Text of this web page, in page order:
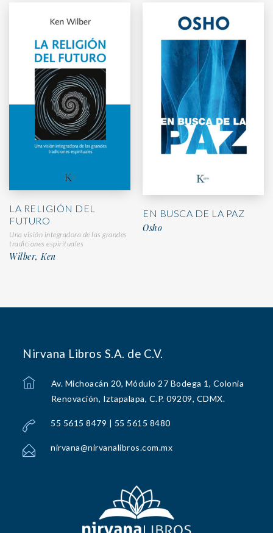
LA RELIGIÓN DEL
FUTURO
Una visión integradora de las grandes
tradiciones espirituales
Wilber, Ken
EN BUSCA DE LA PAZ
Osho
Nirvana Libros S.A. de C.V.
Av. Michoacán 20, Módulo 27 Bodega 1, Colonia
Renovación, Iztapalapa, C.P. 09209, CDMX.
55 5615 8479 | 55 5615 8480
nirvana@nirvanalibros.com.mx